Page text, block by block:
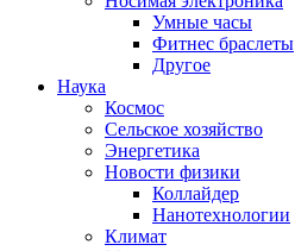
Умные часы
Фитнес браслеты
Другое
Наука
Космос
Сельское хозяйство
Энергетика
Новости физики
Коллайдер
Нанотехнологии
Климат